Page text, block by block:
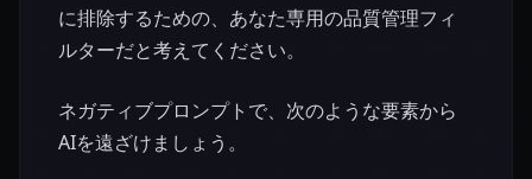
に排除するための、あなた専用の品質管理フィ
ルターだと考えてください。
ネガティブプロンプトで、次のような要素から
AIを遠ざけましょう。